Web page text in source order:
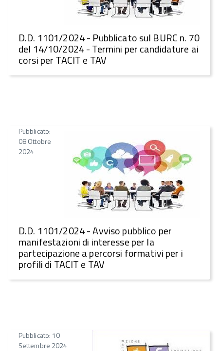
D.D. 1101/2024 - Pubblicato sul BURC n. 70
del 14/10/2024 - Termini per candidature ai
corsi per TACIT e TAV
Pubblicato:
08 Ottobre
2024
D.D. 1101/2024 - Avviso pubblico per
manifestazioni di interesse per la
partecipazione a percorsi formativi per i
profili di TACIT e TAV
Pubblicato: 10
Settembre 2024